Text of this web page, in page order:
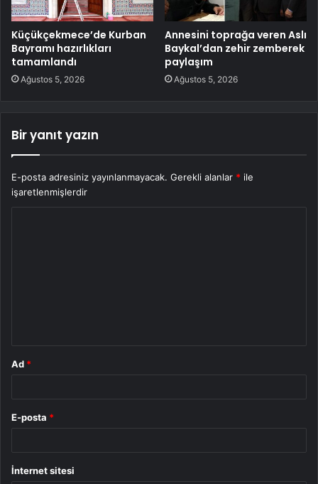
Küçükçekmece’de Kurban
Bayramı hazırlıkları
tamamlandı
Ağustos 5, 2026
Annesini toprağa veren Aslı
Baykal’dan zehir zemberek
paylaşım
Ağustos 5, 2026
Bir yanıt yazın
E-posta adresiniz yayınlanmayacak. Gerekli alanlar * ile
işaretlenmişlerdir
Ad *
E-posta *
İnternet sitesi